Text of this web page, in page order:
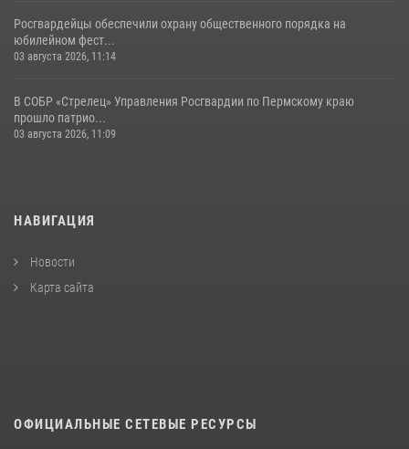
Росгвардейцы обеспечили охрану общественного порядка на
юбилейном фест...
03 августа 2026, 11:14
В СОБР «Стрелец» Управления Росгвардии по Пермскому краю
прошло патрио...
03 августа 2026, 11:09
НАВИГАЦИЯ
Новости
Карта сайта
ОФИЦИАЛЬНЫЕ СЕТЕВЫЕ РЕСУРСЫ